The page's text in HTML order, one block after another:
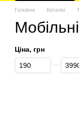
Головна Каталог
Ціна, грн
Від Ціна, грн
До Ціна, грн